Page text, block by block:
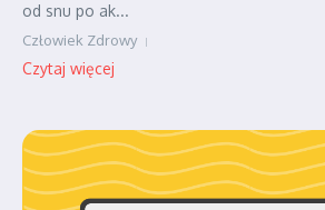
od snu po ak...
Człowiek Zdrowy
Czytaj więcej